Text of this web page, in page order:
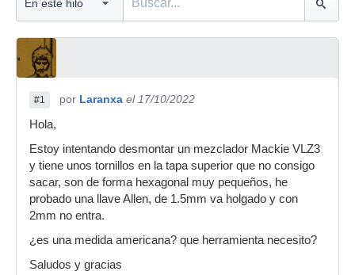
#1 por Laranxa el 17/10/2022
Hola,
Estoy intentando desmontar un mezclador Mackie VLZ3
y tiene unos tornillos en la tapa superior que no consigo
sacar, son de forma hexagonal muy pequeños, he
probado una llave Allen, de 1.5mm va holgado y con
2mm no entra.
¿es una medida americana? que herramienta necesito?
Saludos y gracias